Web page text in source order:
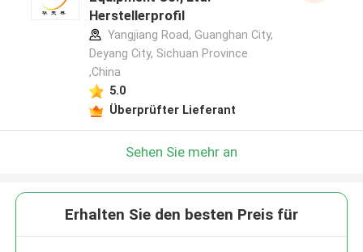
Herstellerprofil
Yangjiang Road, Guanghan City,
Deyang City, Sichuan Province
,China
5.0
Überprüfter Lieferant
Sehen Sie mehr an
Erhalten Sie den besten Preis für